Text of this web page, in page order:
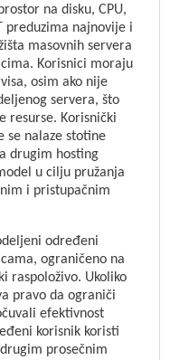
na disku, CPU,
preduzima najnovije i
masovnih servera
Korisnici moraju
osim ako nije
servera, što
resurse. Korisnički
se nalaze stotine
drugim hosting
u cilju pružanja
i pristupačnim
određeni
ograničeno na
raspoloživo. Ukoliko
pravo da ograniči
efektivnost
korisnik koristi
prosečnim